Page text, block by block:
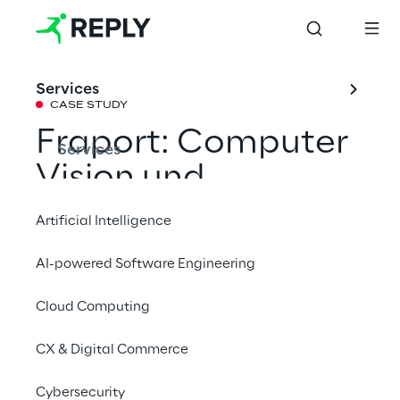
Services
Services
Artificial Intelligence
AI-powered Software Engineering
Cloud Computing
CX & Digital Commerce
Cybersecurity
CASE STUDY
Fraport: Computer
Vision und
Künstliche
Intelligenz
Flughafenbetrieb
Für den Transport von Fracht und Gepäck